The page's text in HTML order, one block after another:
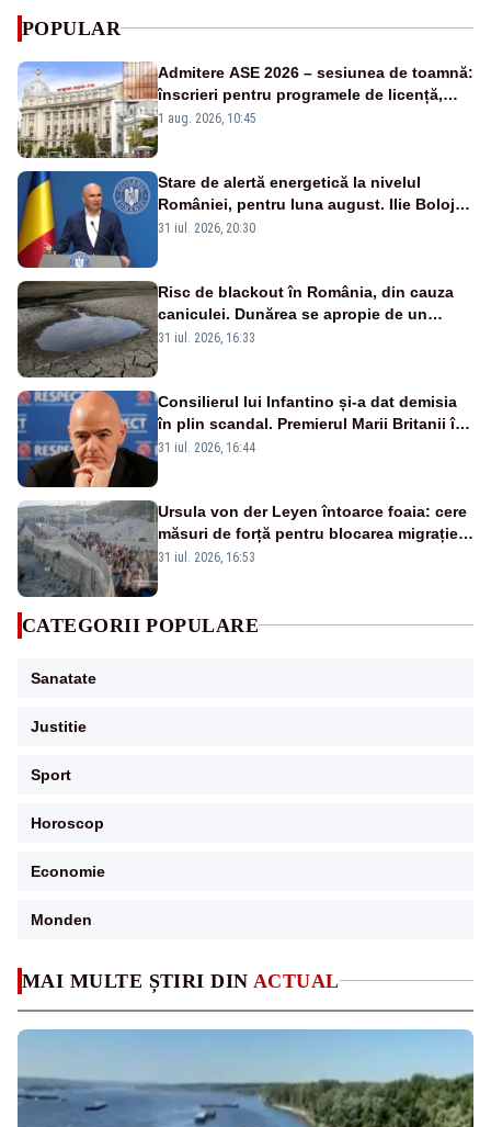
MAI MULTE ȘTIRI DIN ACTUAL
POPULAR
Admitere ASE 2026 – sesiunea de toamnă:
înscrieri pentru programele de licență,
masterat și doctorat
1 aug. 2026, 10:45
Stare de alertă energetică la nivelul
României, pentru luna august. Ilie Bolojan
a anunțat importuri și posibile restricții –
31 iul. 2026, 20:30
Risc de blackout în România, din cauza
caniculei. Dunărea se apropie de un
minim istoric
31 iul. 2026, 16:33
Consilierul lui Infantino și-a dat demisia
în plin scandal. Premierul Marii Britanii îl
atacă pe Gianni Infantino: „Este omul
31 iul. 2026, 16:44
Ursula von der Leyen întoarce foaia: cere
măsuri de forță pentru blocarea migrației
din Ceuta.
31 iul. 2026, 16:53
CATEGORII POPULARE
Sanatate
Justitie
Sport
Horoscop
Economie
Monden